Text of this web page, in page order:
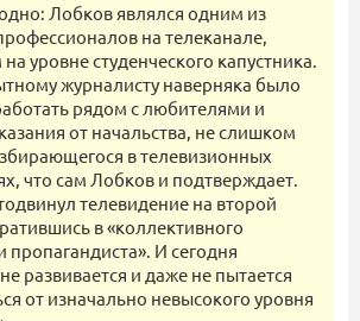
Лобков являлся одним из
на телеканале,
уровне студенческого капустника.
журналисту наверняка было
рядом с любителями и
от начальства, не слишком
в телевизионных
что сам Лобков и подтверждает.
телевидение на второй
в «коллективного
пропагандиста». И сегодня
развивается и даже не пытается
от изначально невысокого уровня